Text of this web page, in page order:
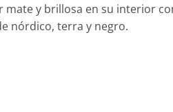
y brillosa en su interior
nórdico, terra y negro.